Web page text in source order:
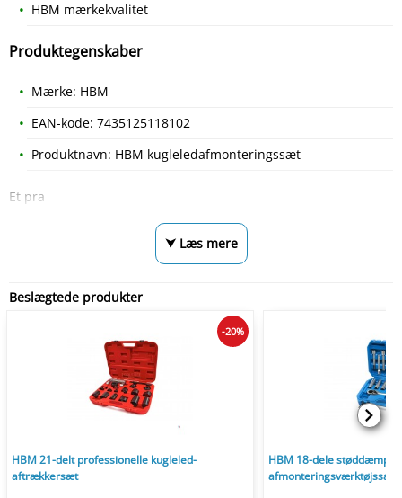
HBM mærkekvalitet
Produktegenskaber
Mærke: HBM
EAN-kode: 7435125118102
Produktnavn: HBM kugleledafmonteringssæt
Et pra
⮟ Læs mere
Beslægtede produkter
HBM 21-delt professionelle kugleled-
aftrækkersæt
-20%
HBM 18-dele
afmonteringsværktøjssæt